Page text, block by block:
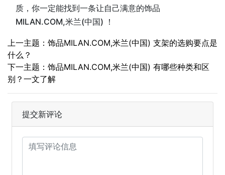
质，你一定能找到一条让自己满意的饰品
MILAN.COM,米兰(中国) ！
上一主题：饰品MILAN.COM,米兰(中国) 支架的选购要点是
什么？
下一主题：饰品MILAN.COM,米兰(中国) 有哪些种类和区
别？一文了解
提交新评论